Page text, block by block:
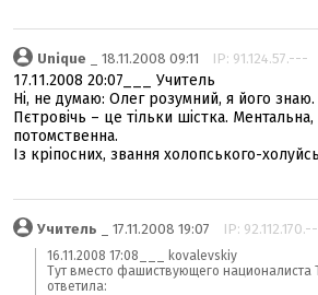
Unique _ 18.11.2008 09:11 IP: 91.124.57.---
17.11.2008 20:07___ Учитeль
Ні, не думаю: Олег розумний, я його знаю.
Пєтровічь – це тільки шістка. Ментальна,
потомственна.
Із кріпосних, звання холопського-
Учитeль _ 17.11.2008 19:07 IP:
16.11.2008 17:08___ kovalevskiy
Тут вместо фашиствующего националиста
ответила: